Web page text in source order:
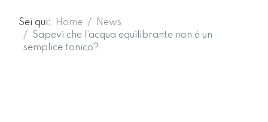
Sei qui: Home
News
Sapevi che l’acqua equilibrante non è un
semplice tonico?